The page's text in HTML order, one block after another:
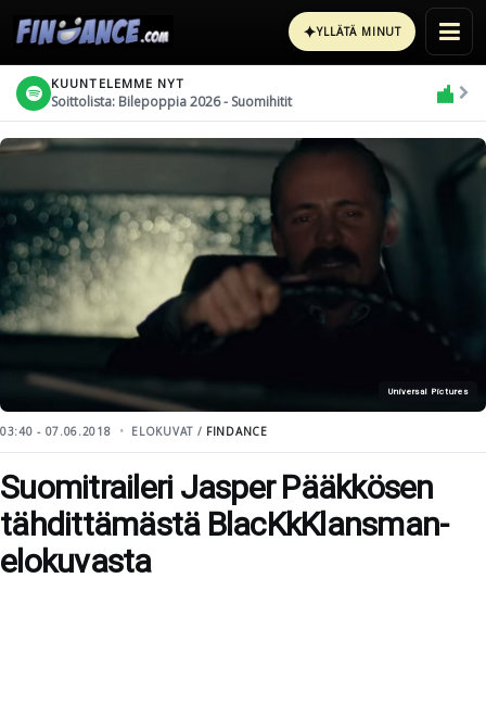
✦YLLÄTÄ MINUT
KUUNTELEMME NYT
Soittolista: Bilepoppia 2026 - Suomihitit
Universal Pictures
03:40 - 07.06.2018 ELOKUVAT / FINDANCE
Suomitraileri Jasper Pääkkösen
tähdittämästä BlacKkKlansman-
elokuvasta